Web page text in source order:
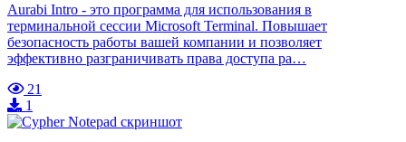
Aurabi Intro - это программа для использования в
терминальной сессии Microsoft Terminal. Повышает
безопасность работы вашей компании и позволяет
эффективно разграничивать права доступа ра…
21
1